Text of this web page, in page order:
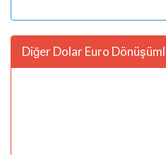
Diğer Dolar Euro